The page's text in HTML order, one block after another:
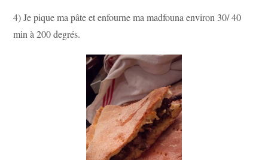
4) Je pique ma pâte et enfourne ma madfouna environ 30/ 40
min à 200 degrés.